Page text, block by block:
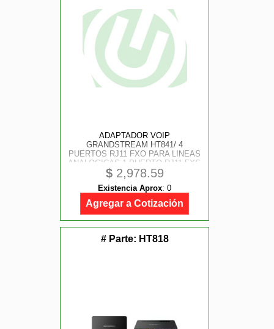
ADAPTADOR VOIP
GRANDSTREAM HT841/ 4
PUERTOS RJ11 FXO PARA LINEAS
ANALOGICAS 1 PUERTO RJ11 FXS
ADMITE 3 PERFILES SIP
$2,978.59
Existencia Aprox: 0
Agregar a Cotización
# Parte: HT818